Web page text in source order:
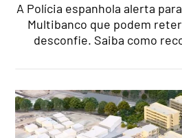
A Polícia espanhola alerta
Multibanco que podem
desconfie. Saiba como